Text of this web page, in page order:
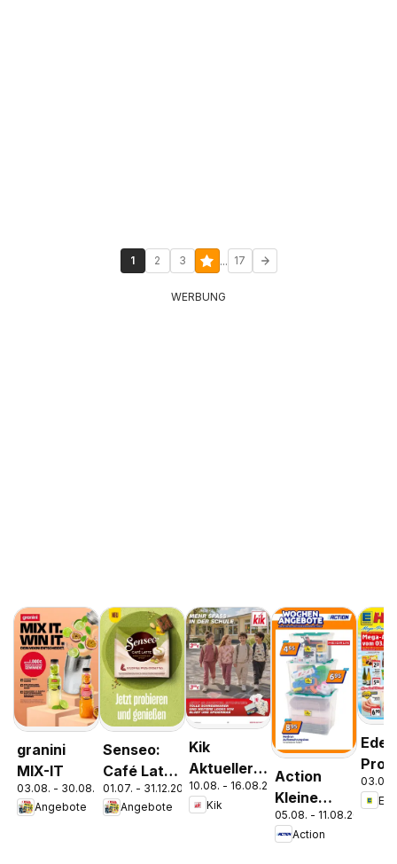
1 2 3 ... 17
WERBUNG
granini
MIX-IT
03.08. - 30.08.2026
Angebote
Senseo:
Café Latte
Dubai
Chocolate
01.07. - 31.12.2026
Angebote
Kik
Aktueller
Prospekt
10.08. - 16.08.2026
Kik
Action
Kleine
Preise,
große
05.08. - 11.08.2026
Action
03.08.